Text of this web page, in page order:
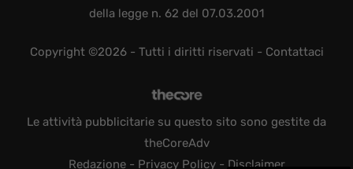
della legge n. 62 del 07.03.2001
Copyright ©2026 - Tutti i diritti riservati - Contattaci
Le attività pubblicitarie su questo sito sono gestite da
theCoreAdv
Redazione- Privacy Policy- Disclaimer